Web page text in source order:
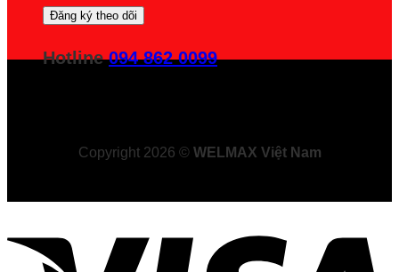
Hotline 094 862 0099
Copyright 2026 © WELMAX Việt Nam